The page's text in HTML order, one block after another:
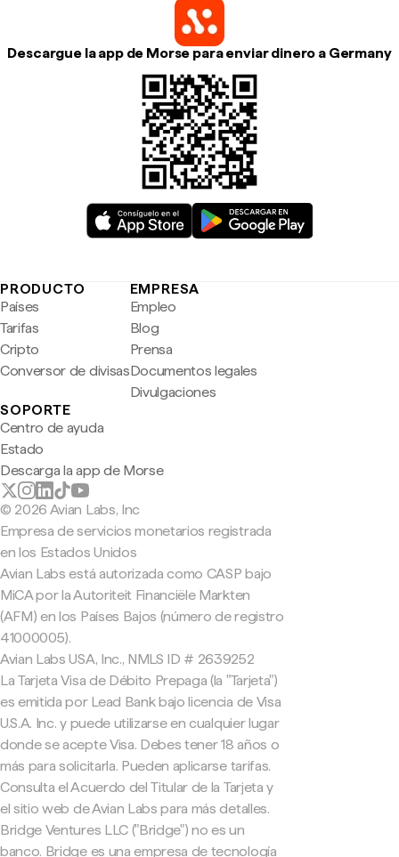
Descargue la app de Morse para enviar dinero a Germany
PRODUCTO
Países
Tarifas
Cripto
Conversor de divisas
EMPRESA
Empleo
Blog
Prensa
Documentos legales
Divulgaciones
SOPORTE
Centro de ayuda
Estado
Descarga la app de Morse
© 2026 Avian Labs, Inc
Empresa de servicios monetarios registrada
en los Estados Unidos
Avian Labs está autorizada como CASP bajo
MiCA por la Autoriteit Financiële Markten
(AFM) en los Países Bajos (número de registro
41000005).
Avian Labs USA, Inc., NMLS ID # 2639252
La Tarjeta Visa de Débito Prepaga (la "Tarjeta")
es emitida por Lead Bank bajo licencia de Visa
U.S.A. Inc. y puede utilizarse en cualquier lugar
donde se acepte Visa. Debes tener 18 años o
más para solicitarla. Pueden aplicarse tarifas.
Consulta el Acuerdo del Titular de la Tarjeta y
el sitio web de Avian Labs para más detalles.
Bridge Ventures LLC ("Bridge") no es un
banco. Bridge es una empresa de tecnología